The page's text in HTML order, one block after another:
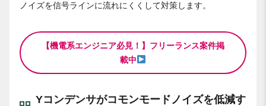
ノイズを信号ラインに流れにくくして対策します。
【機電系エンジニア必見！】フリーランス案件掲
載中
Yコンデンサがコモンモードノイズを低減す